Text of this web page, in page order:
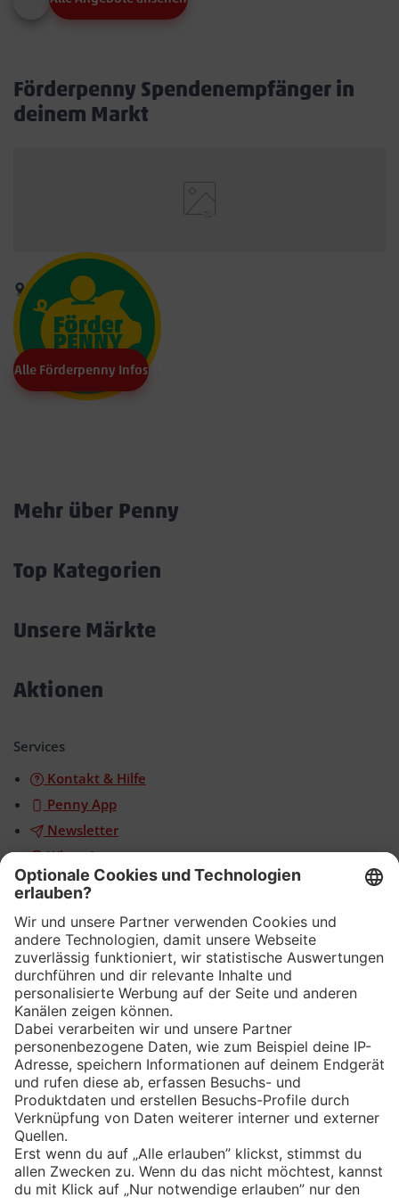
Förderpenny Spendenempfänger in
deinem Markt
Alle Förderpenny Infos
Mehr über Penny
Top Kategorien
Unsere Märkte
Aktionen
Services
Kontakt & Hilfe
Penny App
Newsletter
WhatsApp
App
Eishockey